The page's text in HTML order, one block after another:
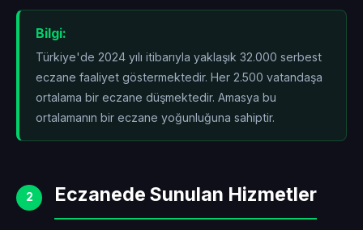
Bilgi:
Türkiye'de 2024 yılı itibarıyla yaklaşık 32.000 serbest
eczane faaliyet göstermektedir. Her 2.500 vatandaşa
ortalama bir eczane düşmektedir. Amasya bu
ortalamanın bir eczane yoğunluğuna sahiptir.
2 Eczanede Sunulan Hizmetler